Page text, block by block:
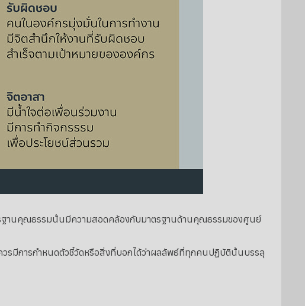
ฐานคุณธรรมนั้นมีความสอดคล้องกับมาตรฐานด้านคุณธรรมของศูนย์
รมีการกำหนดตัวชี้วัดหรือสิ่งที่บอกได้ว่าผลลัพธ์ที่ทุกคนปฏิบัตินั้นบรรลุ